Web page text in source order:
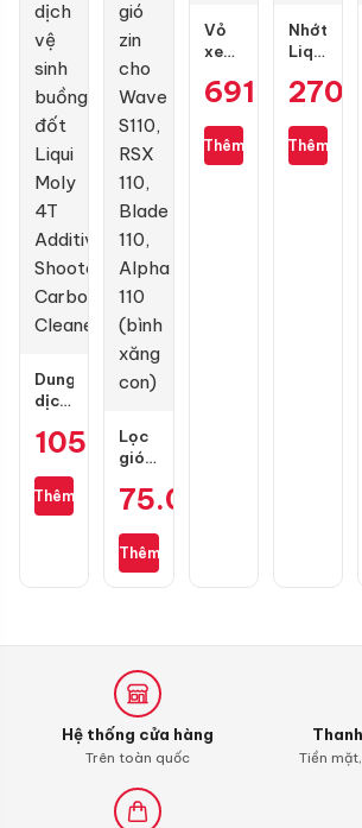
Dung
dịch
sinh
đốt
Liqui
105.000
Thêm
Lọc
gió
cho
S110,
RSX
110
(bình
xăng
con)
75.000
Thêm
Vỏ
xe
TT902
80/90-
17
691.000₫
Thêm
Nhớt
Liqui
Motorbike
10W40
1L
Thêm
Hệ thống cửa hàng
Trên toàn quốc Tiền